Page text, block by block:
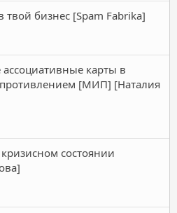
твой бизнес [Spam Fabrika]
карты в
[МИП] [Наталия
состоянии